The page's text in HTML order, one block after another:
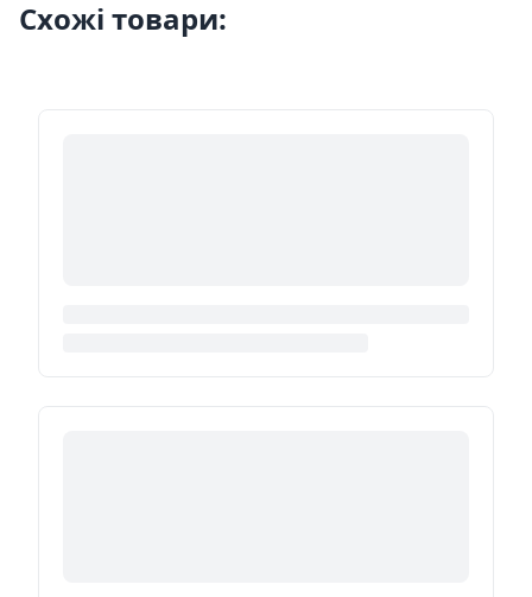
Схожі товари: